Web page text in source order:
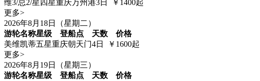
维3/总2/星 四星重庆万州港3日
￥1400起
更多>
2026年8月18日（星期二）
游轮名称星级 登船点 天数
价格
美维凯蒂五星重庆朝天门4日
￥1600起
更多>
2026年8月19日（星期三）
游轮名称星级 登船点 天数
价格